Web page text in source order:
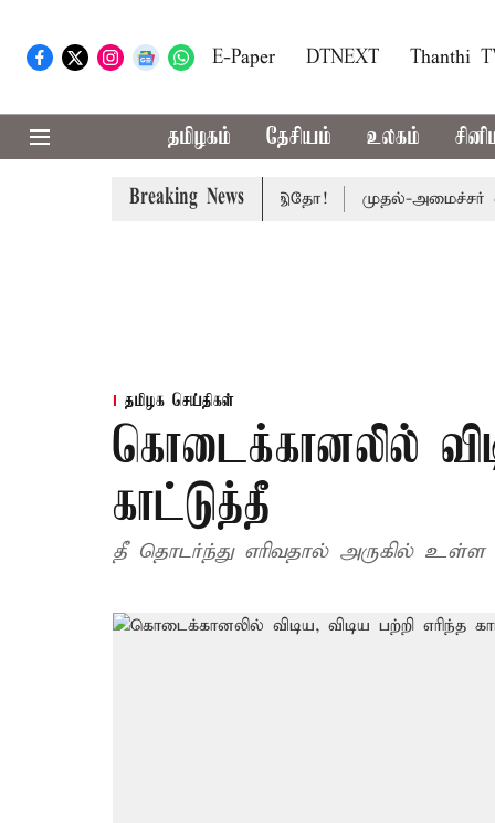
E-Paper DTNEXT Thanthi
தமிழகம் தேசியம் உலகம்
Breaking News
உயரும்: உத்தேச பட்டியல் இதோ! முதல்-அமைச்சர் விஜய்
தமிழக செய்திகள்
கொடைக்கானலில்
காட்டுத்தீ
தீ தொடர்ந்து எரிவதால் அருகில் உள்ள